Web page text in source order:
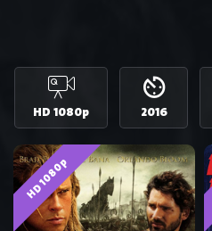
2016
HD 1080p
HD 1080p